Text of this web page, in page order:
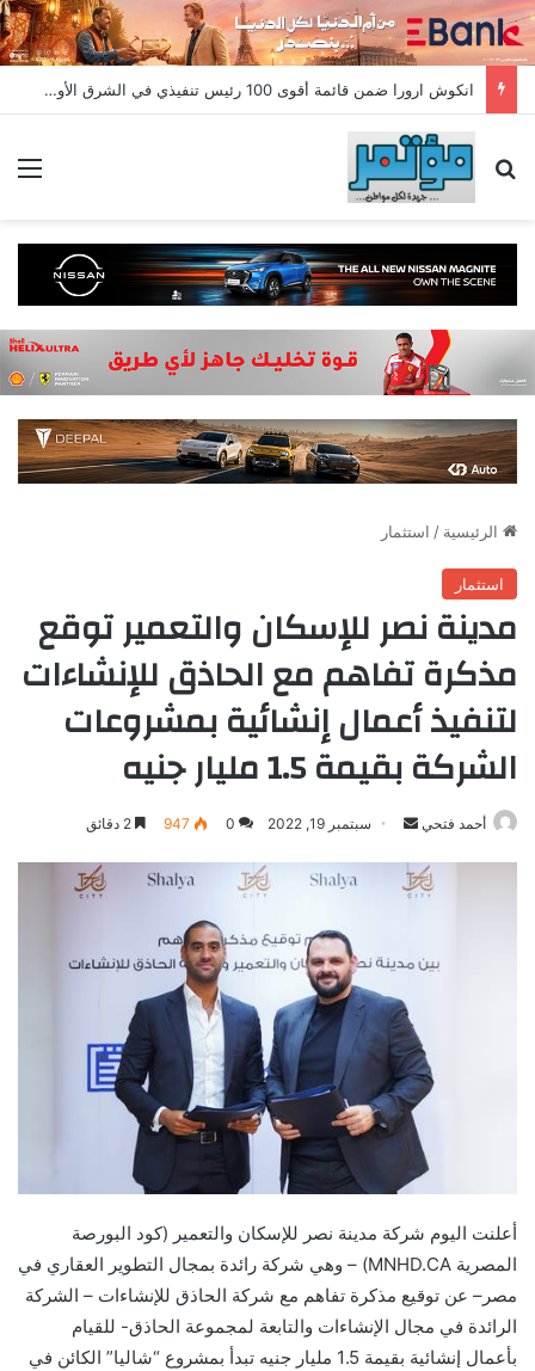
انكوش ارورا ضمن قائمة أقوى 100 رئيس تنفيذي في الشرق الأوسط لعام 2026 في قائمة فوربس الشرق الأوسط”
بحث عن
الرئيسية / استثمار
استثمار
مدينة نصر للإسكان والتعمير توقع
مذكرة تفاهم مع الحاذق للإنشاءات
لتنفيذ أعمال إنشائية بمشروعات
الشركة بقيمة 1.5 مليار جنيه
أحمد فتحي
أرسل
إلكترونيا
سبتمبر 19, 2022 0
947
أعلنت اليوم شركة مدينة نصر للإسكان والتعمير (كود البورصة
المصرية MNHD.CA) – وهي شركة رائدة بمجال التطوير العقاري في
مصر– عن توقيع مذكرة تفاهم مع شركة الحاذق للإنشاءات – الشركة
الرائدة في مجال الإنشاءات والتابعة لمجموعة الحاذق- للقيام
بأعمال إنشائية بقيمة
1.5 مليار جنيه تبدأ بمشروع “شاليا” الكائن في